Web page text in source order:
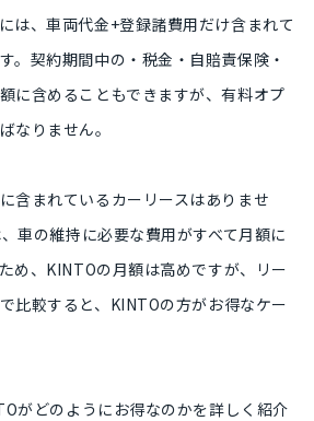
は、車両代金+登録諸費用だけ含まれて
。契約期間中の・税金・自賠責保険・
に含めることもできますが、有料オプ
なりません。
含まれているカーリース はありませ
車の維持に必要な費用がすべて月額に
め、KINTOの月額は高めですが、
リー
比較すると、 KINTOの方がお得なケー
がどのようにお得なのかを詳しく紹介